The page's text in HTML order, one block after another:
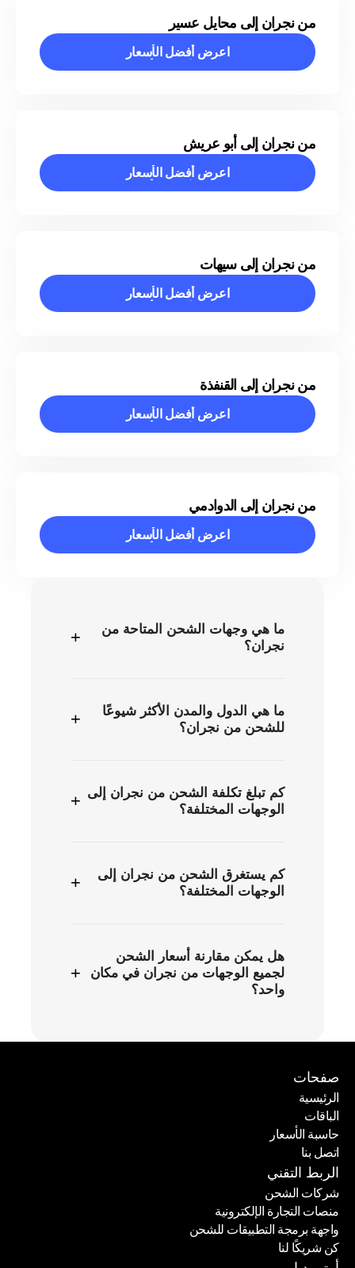
من نجران إلى محايل عسير
اعرض أفضل الأسعار
اعرض أفضل الأسعار
من نجران إلى أبو عريش
اعرض أفضل الأسعار
اعرض أفضل الأسعار
من نجران إلى سيهات
اعرض أفضل الأسعار
اعرض أفضل الأسعار
من نجران إلى القنفذة
اعرض أفضل الأسعار
اعرض أفضل الأسعار
من نجران إلى الدوادمي
اعرض أفضل الأسعار
اعرض أفضل الأسعار
ما هي وجهات الشحن المتاحة من
نجران؟
+
ما هي الدول والمدن الأكثر شيوعًا
للشحن من نجران؟
+
كم تبلغ تكلفة الشحن من نجران إلى
الوجهات المختلفة؟
+
كم يستغرق الشحن من نجران إلى
الوجهات المختلفة؟
+
هل يمكن مقارنة أسعار الشحن
لجميع الوجهات من نجران في مكان
واحد؟
+
صفحات
الرئيسية
الرئيسية
الباقات
الباقات
حاسبة الأسعار
حاسبة الأسعار
اتصل بنا
اتصل بنا
الربط التقني
شركات الشحن
شركات الشحن
منصات التجارة الإلكترونية
منصات التجارة الإلكترونية
واجهة برمجة التطبيقات للشحن
واجهة برمجة التطبيقات للشحن
كن شريكًا لنا